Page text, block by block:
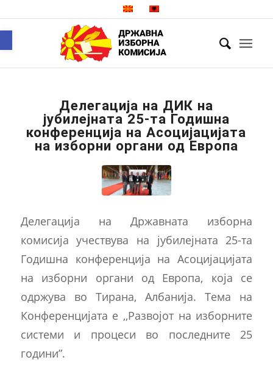
Делегација на ДИК на
јубилејната 25-та Годишна
конференција на Асоцијацијата
на изборни органи од Европа
Делегација на Државната изборна
комисија учествува на јубилејната 25-та
Годишна конференција на Асоцијацијата
на изборни органи од Европа, која се
одржува во Тирана, Албанија. Тема на
Конференцијата е ,,Развојот на изборните
системи и процеси во последните 25
години”.
Open toolbar